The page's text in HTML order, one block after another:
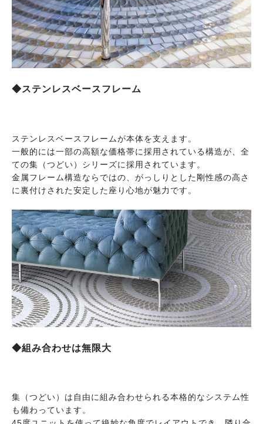
◆ステンレスベースフレーム
ステンレスベースフレームが本体を支えます。
一般的には一部の高額な価格帯に採用されている構造が、全
ての集（つどい）シリーズに採用されています。
金属フレーム構造ならではの、がっしりとした剛性感の高さ
に裏付けされた安定した座り心地が魅力です。
◆組み合わせは無限大
集（つどい）は自由に組み合わせられる本格的なシステム性
も備わっています。